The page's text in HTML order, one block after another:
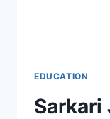
EDUCATION
Sarkari